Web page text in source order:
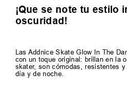
¡Que se note tu estilo
oscuridad!
Las Addnice Skate Glow In The
con un toque original: brillan en la
skater, son cómodas, resistentes
día y de noche.